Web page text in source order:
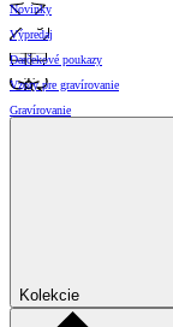
Novinky
Výpredaj
Darčekové poukazy
Vzory pre gravírovanie
Gravírovanie
Kolekcie